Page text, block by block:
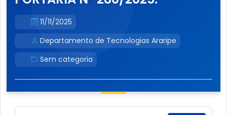
11/11/2025
Departamento de Tecnologias Araripe
Sem categoria